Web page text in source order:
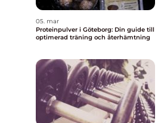
05. mar
Proteinpulver i Göteborg: Din guide till
optimerad träning och återhämtning